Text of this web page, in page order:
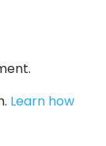
Learn how